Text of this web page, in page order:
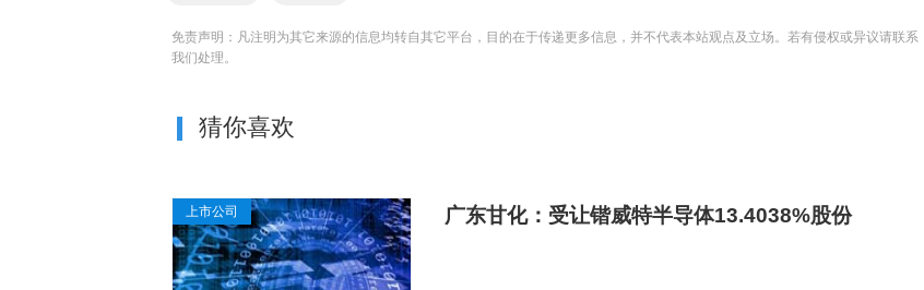
免责声明：凡注明为其它来源的信息均转自其它平台，目的在于传递更多信息，并不代表本站观点及立场。若有侵权或异议请联系
我们处理。
猜你喜欢
上市公司 广东甘化：受让锴威特半导体13.4038%股份